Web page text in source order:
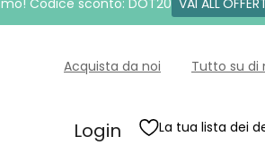
Codice sconto: DOT20 VAI
Acquista da noi Tutto su di
Login La tua lista dei